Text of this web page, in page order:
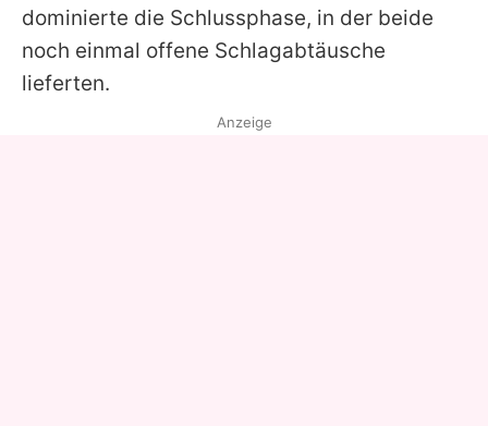
dominierte die Schlussphase, in der beide
noch einmal offene Schlagabtäusche
lieferten.
Anzeige